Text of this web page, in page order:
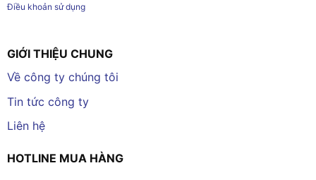
Điều khoản sử dụng
GIỚI THIỆU CHUNG
Về công ty chúng tôi
Tin tức công ty
Liên hệ
HOTLINE MUA HÀNG